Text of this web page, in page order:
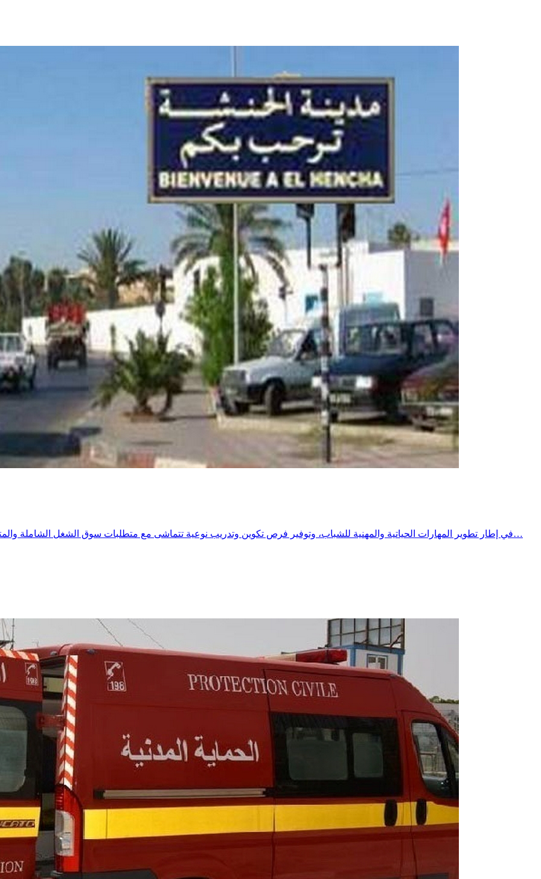
​في إطار تطوير المهارات الحياتية والمهنية للشباب، وتوفير فرص تكوين وتدريب نوعية تتماشى مع متطلبات سوق الشغل الشاملة والمتجددة .​وتحت إشراف معتمدية الحنشة، وبشراكة استراتيجية بين مركز…